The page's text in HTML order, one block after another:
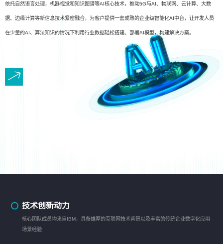
依托自然语言处理，机器视觉和知识图谱等AI核心技术，推动5G与AI、物联网、云计算、大数
据、边缘计算等新信息技术紧密融合，为客户提供一套成熟的企业级智能化AI中台，让开发人员
在少量的AI、算法知识的情况下利用行业数据轻松搭建、部署AI模型，构建解决方案。
技术创新动力
核心团队成员均来自IBM，具备雄厚的互联网技术背景以及丰富的传统企业数字化应用
场景经验